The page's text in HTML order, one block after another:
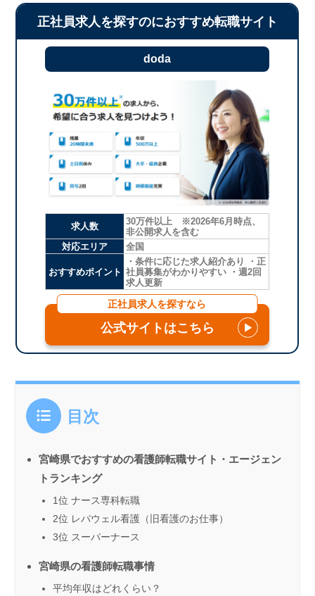
正社員求人を探すのにおすすめ転職サイト
doda
求人数
30万件以上 ※2026年6月時点、
非公開求人を含む
対応エリア
全国
おすすめポイント
・条件に応じた求人紹介あり ・正
社員募集がわかりやすい ・週2回
求人更新
正社員求人を探すなら
公式サイトはこちら ▶
目次
宮崎県でおすすめの看護師転職サイト・エージェン
トランキング
1位 ナース専科転職
2位 レバウェル看護（旧看護のお仕事）
3位 スーパーナース
宮崎県の看護師転職事情
平均年収はどれくらい？